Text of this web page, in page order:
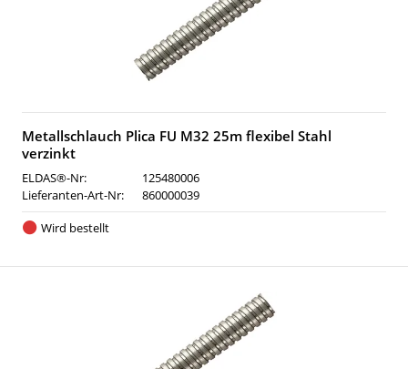
Metallschlauch Plica FU M32 25m flexibel Stahl
verzinkt
ELDAS®-Nr:
125480006
Lieferanten-Art-Nr:
860000039
Wird bestellt